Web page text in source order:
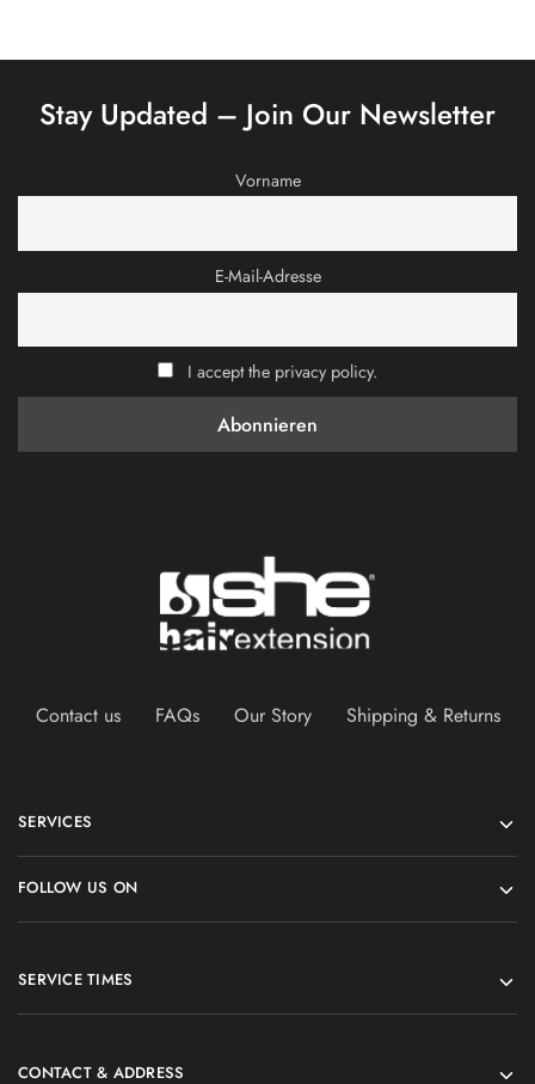
Stay Updated – Join Our Newsletter
Vorname
E-Mail-Adresse
I accept the privacy policy.
Contact us FAQs Our Story Shipping & Returns
SERVICES
FOLLOW US ON
SERVICE TIMES
CONTACT & ADDRESS